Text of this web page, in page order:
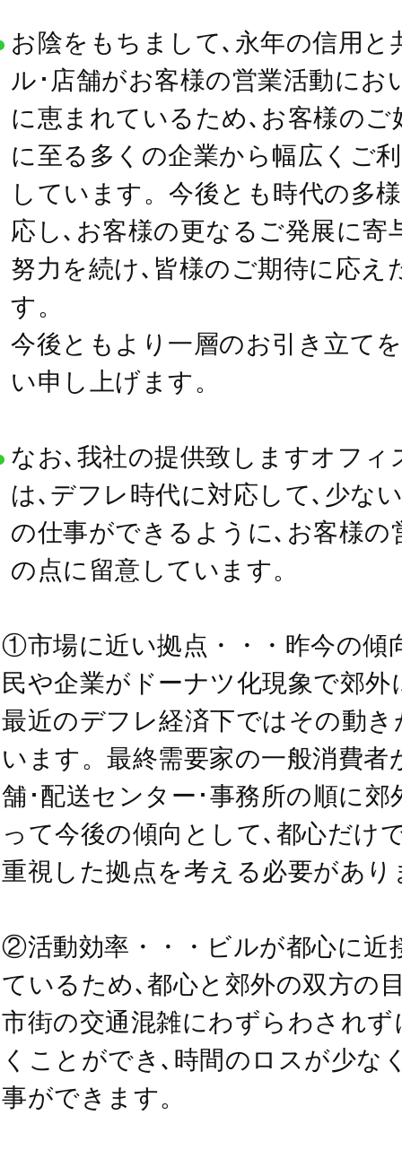
お陰をもちまして､永年の信用と
ル･店舗がお客様の営業活動にお
に恵まれているため､お客様のご
に至る多くの企業から幅広くご
しています。今後とも時代の多
応し､お客様の更なるご発展に寄
努力を続け､皆様のご期待に応え
す。
今後ともより一層のお引き立て
い申し上げます。
なお､我社の提供致しますオフ
は､デフレ時代に対応して､少な
の仕事ができるように､お客様の
の点に留意しています。
①市場に近い拠点・・・昨今の傾
民や企業がドーナツ化現象で郊
最近のデフレ経済下ではその動
います。最終需要家の一般消費者
舗･配送センター･事務所の順に
って今後の傾向として､都心だけ
重視した拠点を考える必要があり
②活動効率・・・ビルが都心に近
ているため､都心と郊外の双方の
市街の交通混雑にわずらわされ
くことができ､時間のロスが少な
事ができます。